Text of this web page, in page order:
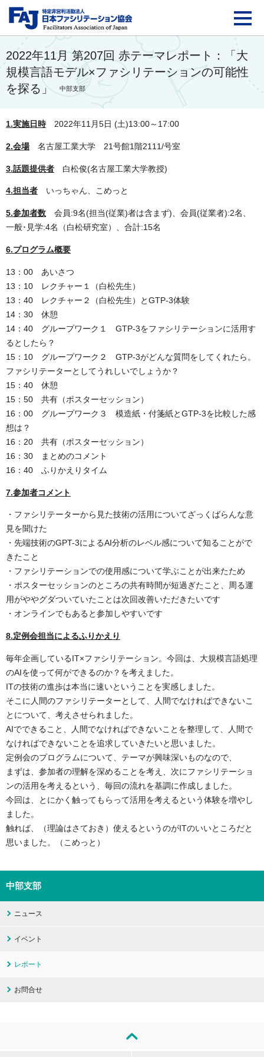
FAJ：特定非営利活動
2022年11月 第207回 赤テーマレポート：「大
規模言語モデル×ファシリテーションの可能性
を探る」
中部支部
1.実施日時2022年11月5日 (土)13:00～17:00
2.会場名古屋工業大学 21号館1階2111/号室
3.話題提供者 白松俊(名古屋工業大学教授)
4.担当者 いっちゃん、こめっと
5.参加者数 会員:9名(担当(従業)者は含まず)、会員(従業者):2名、
一般･見学:4名（白松研究室）、合計:15名
6.プログラム概要
13：00 あいさつ
13：10 レクチャー１（白松先生）
13：40 レクチャー２（白松先生）とGTP-3体験
14：30 休憩
14：40 グループワーク１ GTP-3をファシリテーションに活用す
るとしたら？
15：10 グループワーク２ GTP-3がどんな質問をしてくれたら。
ファシリテーターとしてうれしいでしょうか？
15：40 休憩
15：50 共有（ポスターセッション）
16：00 グループワーク３ 模造紙・付箋紙とGTP-3を比較した感
想は？
16：20 共有（ポスターセッション）
16：30 まとめのコメント
16：40 ふりかえりタイム
7.参加者コメント
・ファシリテーターから見た技術の活用についてざっくばらんな意
見を聞けた
・先端技術のGPT-3によるAI分析のレベル感について知ることがで
きたこと
・ファシリテーションでの使用感について学ぶことが出来たため
・ポスターセッションのところの共有時間が短過ぎたこと、周る運
用がややグダついていたことは次回改善いただきたいです
・オンラインでもあると参加しやすいです
8.定例会担当によるふりかえり
毎年企画しているIT×ファシリテーション。今回は、大規模言語処理
のAIを使って何ができるのか？を考えました。
ITの技術の進歩は本当に速いということを実感しました。
そこに人間のファシリテーターとして、人間でなければできないこ
とについて、考えさせられました。
AIでできること、人間でなければできないことを整理して、人間で
なければできないことを追求していきたいと思いました。
定例会のプログラムについて、テーマが興味深いものなので、
まずは、参加者の理解を深めることを考え、次にファシリテーショ
ンの活用を考えるという、毎回の流れを基調に作成しました。
今回は、とにかく触ってもらって活用を考えるという体験を増やし
ました。
触れば、（理論はさておき）使えるというのがITのいいところだと
思いました。（こめっと）
中部支部
ニュース
イベント
レポート
お問合せ